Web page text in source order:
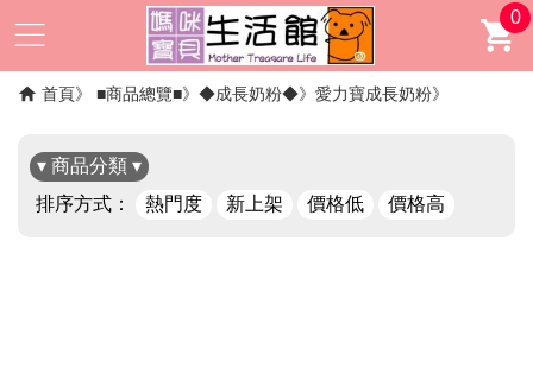
0
首頁 ■商品總覽■ ◆成長奶粉◆ 愛力寶成長奶粉
▾ 商品分類 ▾
排序方式：
熱門度 新上架 價格低 價格高